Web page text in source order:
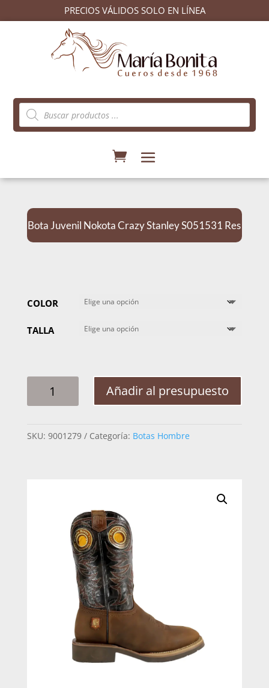
PRECIOS VÁLIDOS SOLO EN LÍNEA
Búsqueda
de
productos
Bota Juvenil Nokota Crazy Stanley S051531 Res
COLOR
TALLA
JUVENIL
STANLEY
Añadir al presupuesto
SKU: 9001279 Categoría: Botas Hombre